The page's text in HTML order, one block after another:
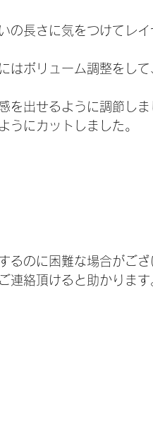
の長さに気をつけてレイ
はボリューム調整をして
を出せるように調節しま
うにカットしました。
るのに困難な場合がござ
連絡頂けると助かります